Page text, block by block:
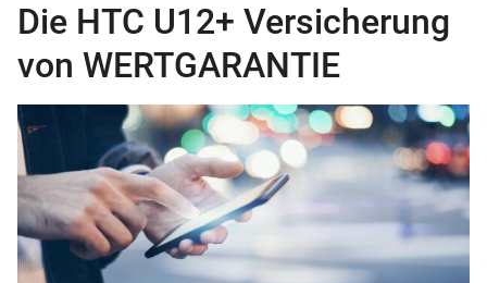
Die HTC U12+ Versicherung
von WERTGARANTIE